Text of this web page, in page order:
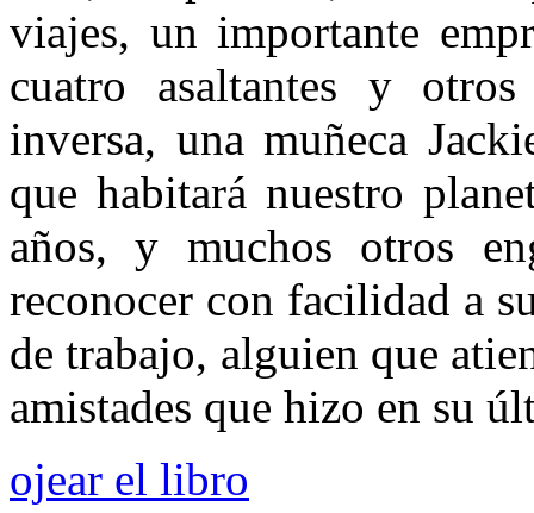
viajes, un importante
cuatro asaltantes y
inversa, una muñeca
que habitará nuestro
años, y muchos otros
reconocer con facilidad a
de trabajo, alguien que
amistades que hizo en su
ojear el libro